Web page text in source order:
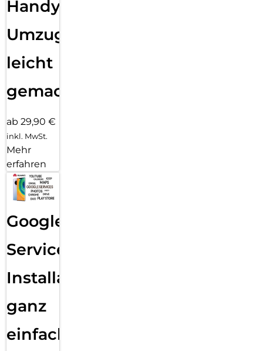
Handy
Umzug
leicht
gemacht!
ab 29,90 €
inkl. MwSt.
Mehr
erfahren
Google
Services
Installation
ganz
einfach